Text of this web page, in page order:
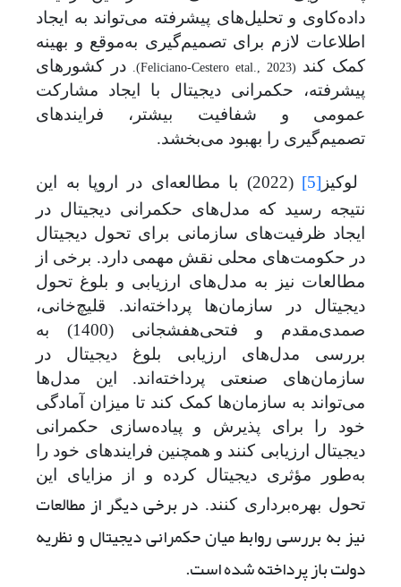
داده‌کاوی و تحلیل‌های پیشرفته می‌تواند به ایجاد
اطلاعات لازم برای تصمیم‌گیری به‌موقع و بهینه
کمک کند (Feliciano-Cestero etal., 2023)
. در کشورهای
پیشرفته، حکمرانی دیجیتال با ایجاد مشارکت
عمومی و شفافیت بیشتر، فرایندهای
تصمیم‌گیری را بهبود می‌بخشد.
لوکیز [5]
(2022) با مطالعه‌ای در اروپا به این
نتیجه رسید که مدل‌های حکمرانی دیجیتال در
ایجاد ظرفیت‌های سازمانی برای تحول دیجیتال
در حکومت‌های محلی نقش مهمی دارد. برخی از
مطالعات نیز به مدل‌های ارزیابی و بلوغ تحول
دیجیتال در سازمان‌ها پرداخته‌اند. قلیچ‌خانی،
صمدی‌مقدم و فتحی‌هفشجانی (1400) به
بررسی مدل‌های ارزیابی بلوغ دیجیتال در
سازمان‌های صنعتی پرداخته‌اند. این مدل‌ها
می‌تواند به سازمان‌ها کمک کند تا میزان آمادگی
خود را برای پذیرش و پیاده‌سازی حکمرانی
دیجیتال ارزیابی کنند و همچنین فرایندهای خود را
به‌طور مؤثری دیجیتال کرده و از مزایای این
تحول بهره‌برداری کنند. در برخی دیگر از مطالعات
نیز به بررسی روابط میان حکمرانی دیجیتال و نظریه
دولت باز پرداخته شده است.